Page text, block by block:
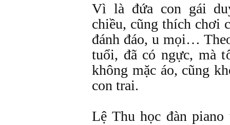
Vì là đứa con gái
chiều, cũng thích chơi
đánh đáo, u mọi…
tuổi, đã có ngực, mà
không mặc áo, cũng
con trai.
Lệ Thu học đàn